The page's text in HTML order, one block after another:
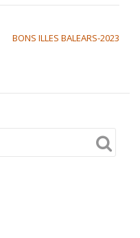
BONS ILLES BALEARS-2023